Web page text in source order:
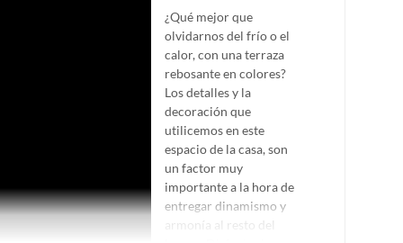
¿Qué mejor que
olvidarnos del frío o el
calor, con una terraza
rebosante en colores?
Los detalles y la
decoración que
utilicemos en este
espacio de la casa, son
un factor muy
importante a la hora de
entregar dinamismo y
armonía al resto del